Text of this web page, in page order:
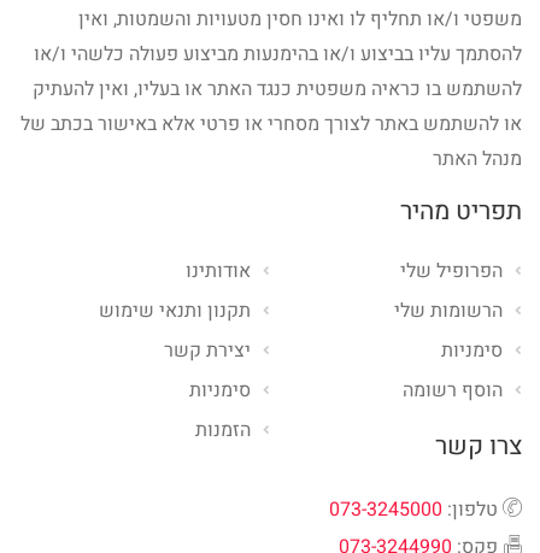
משפטי ו/או תחליף לו ואינו חסין מטעויות והשמטות, ואין
להסתמך עליו בביצוע ו/או בהימנעות מביצוע פעולה כלשהי ו/או
להשתמש בו כראיה משפטית כנגד האתר או בעליו, ואין להעתיק
או להשתמש באתר לצורך מסחרי או פרטי אלא באישור בכתב של
מנהל האתר
תפריט מהיר
אודותינו
תקנון ותנאי שימוש
יצירת קשר
סימניות
הזמנות
הפרופיל שלי
הרשומות שלי
סימניות
הוסף רשומה
צרו קשר
טלפון: 073-3245000
פקס: 073-3244990